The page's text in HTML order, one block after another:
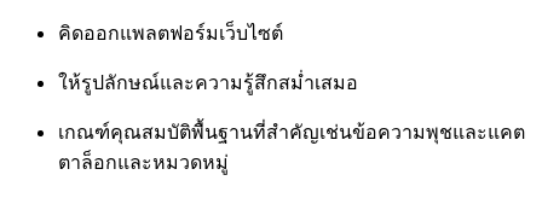
คิดออกแพลตฟอร์มเว็บไซต์
ให้รูปลักษณ์และความรู้สึกสม่ำเสมอ
เกณฑ์คุณสมบัติพื้นฐานที่สำคัญเช่นข้อความพุชและแคต
ตาล็อกและหมวดหมู่